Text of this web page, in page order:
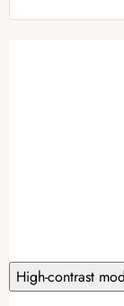
High-contrast